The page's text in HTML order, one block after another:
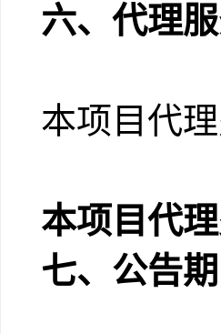
六、代理
本项目代
本项目代理
七、公告